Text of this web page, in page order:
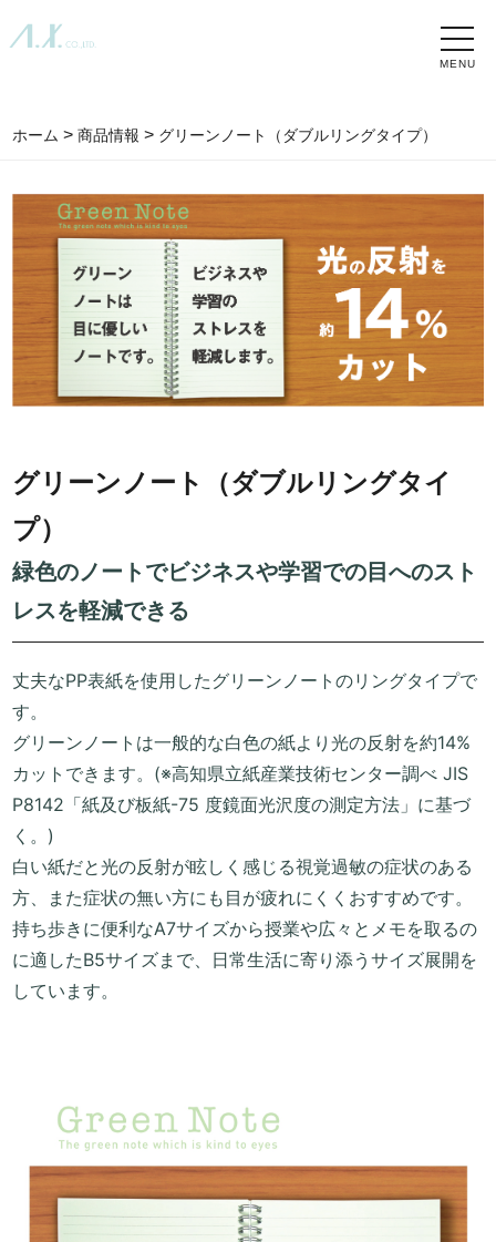
toggle
ホーム >商品情報 > グリーンノート（ダブルリングタイプ）
グリーンノート（ダブルリングタイ
プ）
緑色のノートでビジネスや学習での目へのスト
レスを軽減できる
丈夫なPP表紙を使用したグリーンノートのリングタイプで
す。
グリーンノートは一般的な白色の紙より光の反射を約14%
カットできます。(※高知県立紙産業技術センター調べ JIS
P8142「紙及び板紙-75 度鏡面光沢度の測定方法」に基づ
く。)
白い紙だと光の反射が眩しく感じる視覚過敏の症状のある
方、また症状の無い方にも目が疲れにくくおすすめです。
持ち歩きに便利なA7サイズから授業や広々とメモを取るの
に適したB5サイズまで、日常生活に寄り添うサイズ展開を
しています。